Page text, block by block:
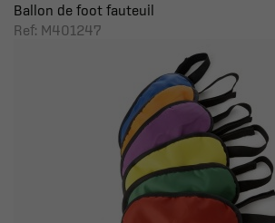
Ballon de foot fauteuil
Ref: M401247